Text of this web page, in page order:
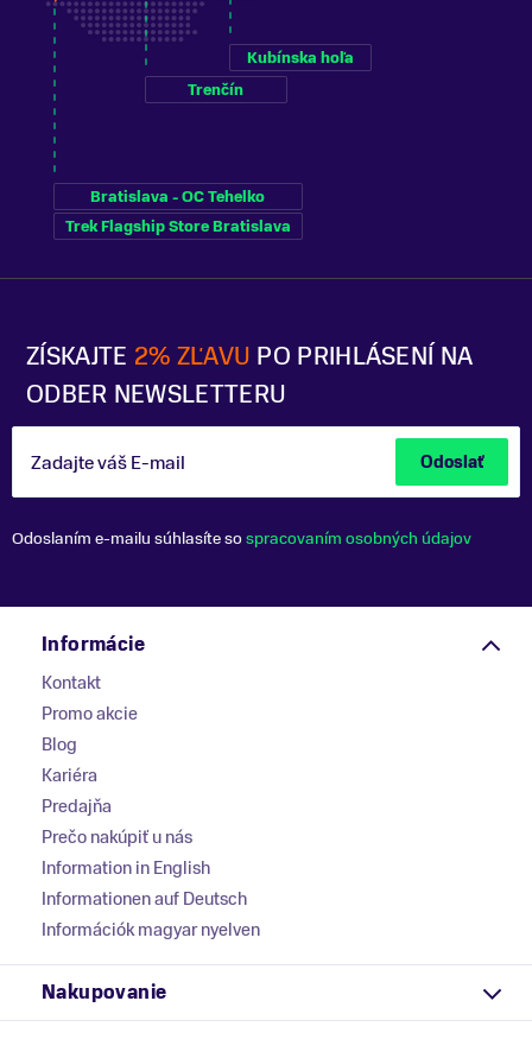
ZÍSKAJTE 2% ZĽAVU PO PRIHLÁSENÍ NA
ODBER NEWSLETTERU
Zadajte váš E-mail Odoslať
Odoslaním e-mailu súhlasíte sospracovaním osobných údajov
Bratislava - OC Tehelko
Trek Flagship Store Bratislava
Trenčín
Kubínska hoľa
Informácie
Kontakt
Promo akcie
Blog
Kariéra
Predajňa
Prečo nakúpiť u nás
Information in English
Informationen auf Deutsch
Információk magyar nyelven
Nakupovanie